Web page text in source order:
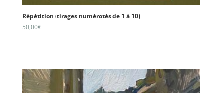
Répétition (tirages numérotés de 1 à 10)
50,00€